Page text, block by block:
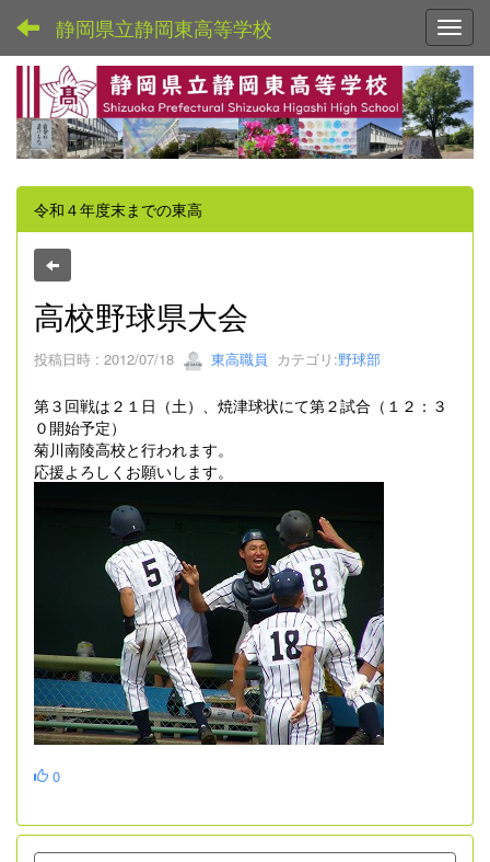
静岡県立静岡東高等学校
令和４年度末までの東高
高校野球県大会
投稿日時 : 2012/07/18 東高職員 カテゴリ:野球部
第３回戦は２１日（土）、焼津球状にて第２試合（１２：３
０開始予定）
菊川南陵高校と行われます。
応援よろしくお願いします。
0